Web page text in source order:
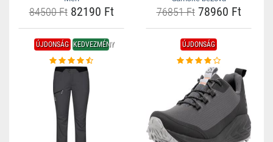
84500 Ft82190 Ft 76851 Ft78960 Ft
ÚJDONSÁG KEDVEZMÉNY ÚJDONSÁG